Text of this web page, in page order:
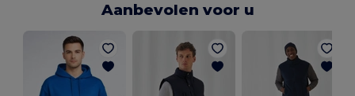
Aanbevolen voor u